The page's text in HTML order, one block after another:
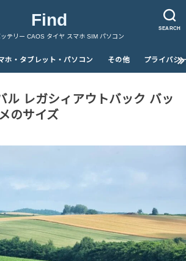
SEARCH
Find
テリー CAOS タイヤ スマホ SIM パソコン
ホ・タブレット・パソコン その他 プライバシ
ル レガシィアウトバック バッ
のサイズ